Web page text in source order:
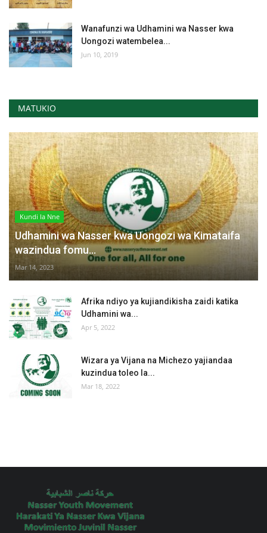
Wanafunzi wa Udhamini wa Nasser kwa
Uongozi watembelea...
Jun 10, 2019
MATUKIO
Kundi la Nne
Udhamini wa Nasser kwa Uongozi wa Kimataifa
wazindua fomu...
Mar 14, 2023
Afrika ndiyo ya kujiandikisha zaidi katika
Udhamini wa...
Apr 5, 2022
Wizara ya Vijana na Michezo yajiandaa
kuzindua toleo la...
Mar 18, 2022